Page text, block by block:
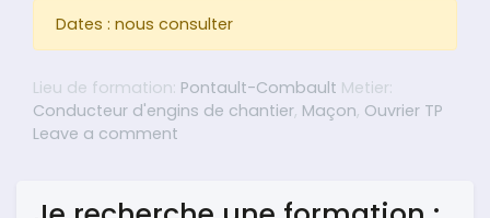
Dates : nous consulter
Lieu de formation: Pontault-Combault Metier:
Conducteur d'engins de chantier, Maçon, Ouvrier TP
Leave a comment